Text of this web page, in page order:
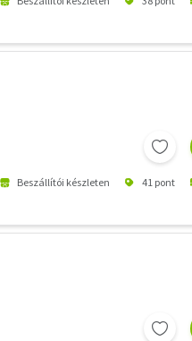
Beszállítói készleten 41 pont